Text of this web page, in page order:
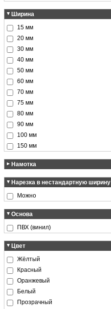
Ширина
15 мм
20 мм
30 мм
40 мм
50 мм
60 мм
70 мм
75 мм
80 мм
90 мм
100 мм
150 мм
Намотка
25 м
32.9 м
33 м
50 м
Нарезка в нестандартную ширину
Можно
Основа
ПВХ (винил)
Цвет
Жёлтый
Красный
Оранжевый
Белый
Прозрачный